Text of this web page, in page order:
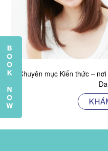
Chuyên mục Kiến thức –